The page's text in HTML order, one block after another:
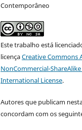
Contemporâneo
Este trabalho está
licençaCreative Commons
NonCommercial-ShareAlike
International License.
Autores que publicam
concordam com os